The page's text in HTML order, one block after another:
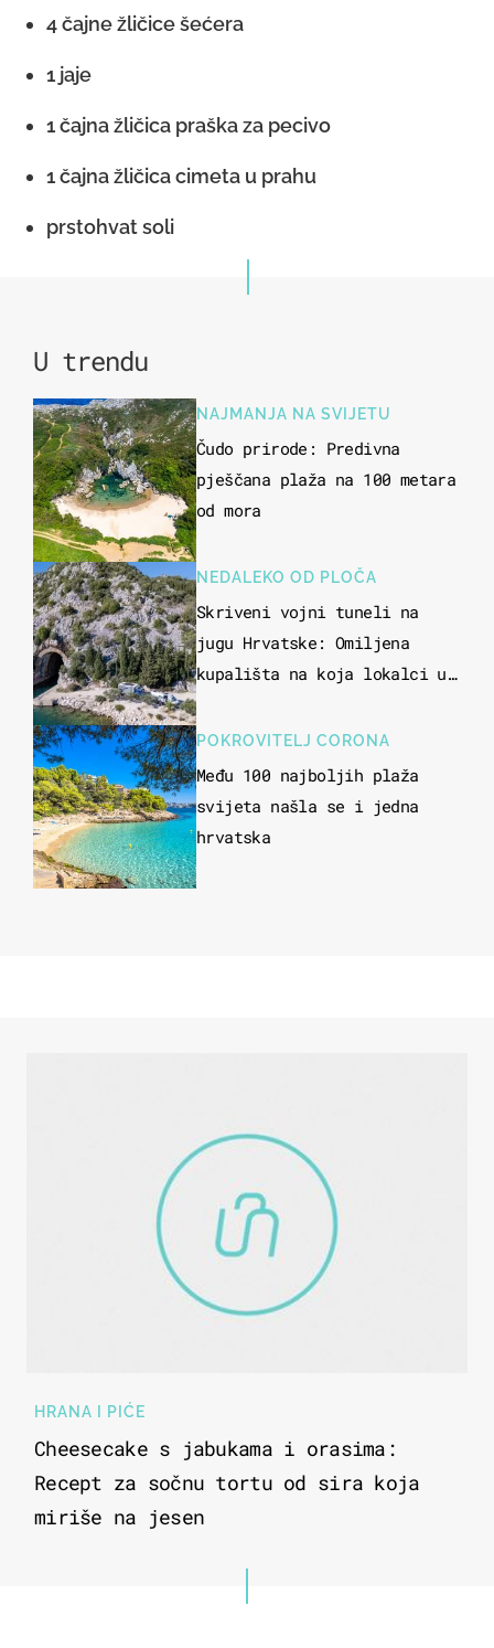
4 čajne žličice šećera
1 jaje
1 čajna žličica praška za pecivo
1 čajna žličica cimeta u prahu
prstohvat soli
U trendu
NAJMANJA NA SVIJETU
Čudo prirode: Predivna
pješčana plaža na 100 metara
od mora
NEDALEKO OD PLOČA
Skriveni vojni tuneli na
jugu Hrvatske: Omiljena
kupališta na koja lokalci u
u more
POKROVITELJ CORONA
Među 100 najboljih plaža
svijeta našla se i jedna
hrvatska
HRANA I PIĆE
Cheesecake s jabukama i orasima:
Recept za sočnu tortu od sira koja
miriše na jesen